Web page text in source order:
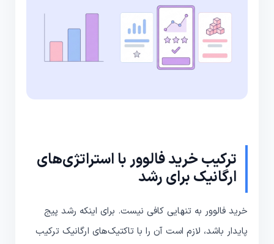
ترکیب خرید فالوور با استراتژی‌های
ارگانیک برای رشد
خرید فالوور به تنهایی کافی نیست. برای اینکه رشد پیج
پایدار باشد، لازم است آن را با تاکتیک‌های ارگانیک ترکیب